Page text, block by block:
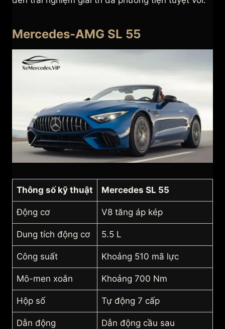
Mercedes-AMG SL 55
Thông số kỹ thuật Mercedes SL 55
Động cơ V8 tăng áp kép
Dung tích động cơ 5.5 L
Công suất Khoảng 510 mã lực
Mô-men xoắn Khoảng 700 Nm
Hộp số Tự động 7 cấp
Dẫn động Dẫn động cầu sau